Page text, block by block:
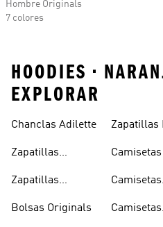
Hombre Originals
7 colores
HOODIES •
EXPLORAR
Chanclas Adilette
Zapatillas
Zapatillas
Blancas
Bolsas Originals
Zapatillas
Camisetas
Camisetas